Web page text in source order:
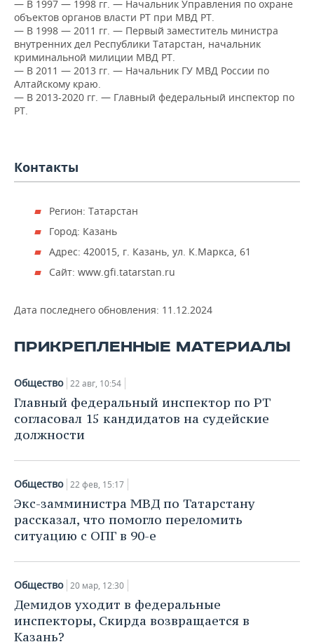
— В 1997 — 1998 гг. — Начальник Управления по охране
объектов органов власти РТ при МВД РТ.
— В 1998 — 2011 гг. — Первый заместитель министра
внутренних дел Республики Татарстан, начальник
криминальной милиции МВД РТ.
— В 2011 — 2013 гг. — Начальник ГУ МВД России по
Алтайскому краю.
— В 2013-2020 гг. — Главный федеральный инспектор по
РТ.
Контакты
Регион: Татарстан
Город: Казань
Адрес: 420015, г. Казань, ул. К.Маркса, 61
Сайт: www.gfi.tatarstan.ru
Дата последнего обновления: 11.12.2024
ПРИКРЕПЛЕННЫЕ МАТЕРИАЛЫ
Общество 22 авг, 10:54
Главный федеральный инспектор по РТ
согласовал 15 кандидатов на судейские
должности
Общество 22 фев, 15:17
Экс-замминистра МВД по Татарстану
рассказал, что помогло переломить
ситуацию с ОПГ в 90-е
Общество 20 мар, 12:30
Демидов уходит в федеральные
инспекторы, Скирда возвращается в
Казань?